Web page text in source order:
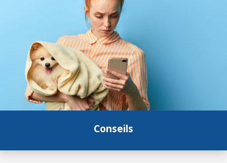
Conseils